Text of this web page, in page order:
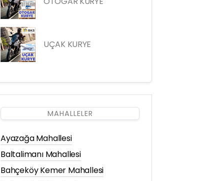
UÇAK KURYE
MAHALLELER
Ayazağa Mahallesi
Baltalimanı Mahallesi
Bahçeköy Kemer Mahallesi